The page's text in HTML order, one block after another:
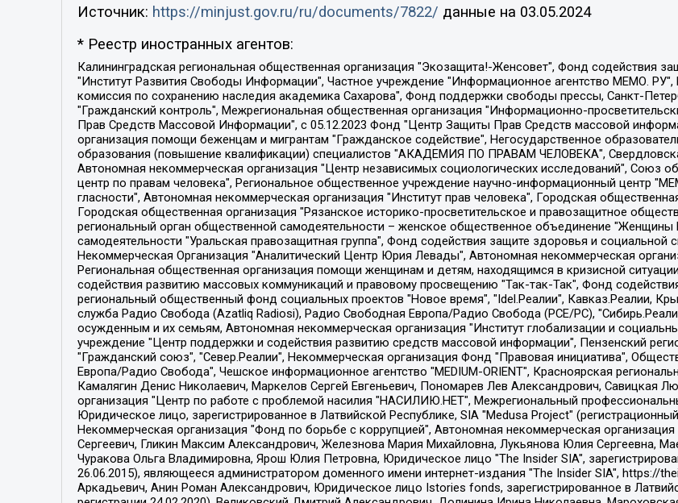
Источник: https://minjust.gov.ru/ru/documents/7822/ данные на 03.05.2024
* Реестр иностранных агентов:
Калининградская региональная общественная организация "Экозащита!-Женсовет", Фонд содействия защите прав и свобод граждан "Общественный вердикт", Фонд "Институт Развития Свободы Информации", Частное учреждение "Информационное агентство МЕМО. РУ", Региональная общественная организация "Общественная комиссия по сохранению наследия академика Сахарова", Фонд поддержки свободы прессы, Санкт-Петербургская общественная правозащитная организация "Гражданский контроль", Межрегиональная общественная организация "Информационно-просветительский центр "Мемориал", Региональный Фонд "Центр Защиты Прав Средств Массовой Информации", с 05.12.2023 Фонд "Центр Защиты Прав Средств массовой информации", Региональная общественная благотворительная организация помощи беженцам и мигрантам "Гражданское содействие", Негосударственное образовательное учреждение дополнительного профессионального образования (повышение квалификации) специалистов "АКАДЕМИЯ ПО ПРАВАМ ЧЕЛОВЕКА", Свердловская региональная общественная организация "Сутяжник", Автономная некоммерческая организация "Центр независимых социологических исследований", Союз общественных объединений "Российский исследовательский центр по правам человека", Региональное общественное учреждение научно-информационный центр "МЕМОРИАЛ", Некоммерческая организация "Фонд защиты гласности", Автономная некоммерческая организация "Институт прав человека", Городская общественная организация "Екатеринбургское общество "МЕМОРИАЛ", Городская общественная организация "Рязанское историко-просветительское и правозащитное общество "Мемориал" (Рязанский Мемориал), Челябинский региональный орган общественной самодеятельности – женское общественное объединение "Женщины Евразии", Челябинский региональный орган общественной самодеятельности "Уральская правозащитная группа", Фонд содействия защите здоровья и социальной справедливости имени Андрея Рылькова, Автономная Некоммерческая Организация "Аналитический Центр Юрия Левады", Автономная некоммерческая организация социальной поддержки населения "Проект Апрель", Региональная общественная организация помощи женщинам и детям, находящимся в кризисной ситуации "Информационно-методический центр "Анна", Фонд содействия развитию массовых коммуникаций и правовому просвещению "Так-так-Так", Фонд содействия устойчивому развитию "Серебряная тайга", Свердловский региональный общественный фонд социальных проектов "Новое время", "Idel.Реалии", Кавказ.Реалии, Крым.Реалии, Телеканал Настоящее Время, Татаро-башкирская служба Радио Свобода (Azatliq Radiosi), Радио Свободная Европа/Радио Свобода (PCE/PC), "Сибирь.Реалии", "Фактограф", Благотворительный фонд помощи осужденным и их семьям, Автономная некоммерческая организация "Институт глобализации и социальных движений", Фонд "В защиту прав заключенных", Частное учреждение "Центр поддержки и содействия развитию средств массовой информации", Пензенский региональный общественный благотворительный фонд "Гражданский союз", "Север.Реалии", Некоммерческая организация Фонд "Правовая инициатива", Общество с ограниченной ответственностью "Радио Свободная Европа/Радио Свобода", Чешское информационное агентство "MEDIUM-ORIENT", Красноярская региональная общественная организация "Мы против СПИДа", Камалягин Денис Николаевич, Маркелов Сергей Евгеньевич, Пономарев Лев Александрович, Савицкая Людмила Алексеевна, Автономная некоммерческая организация "Центр по работе с проблемой насилия "НАСИЛИЮ.НЕТ", Межрегиональный профессиональный союз работников здравоохранения "Альянс врачей", Юридическое лицо, зарегистрированное в Латвийской Республике, SIA "Medusa Project" (регистрационный номер 40103797863, дата регистрации 10.06.2014), Некоммерческая организация "Фонд по борьбе с коррупцией", Автономная некоммерческая организация "Институт права и публичной политики", Баданин Роман Сергеевич, Гликин Максим Александрович, Железнова Мария Михайловна, Лукьянова Юлия Сергеевна, Маетная Елизавета Витальевна, Маняхин Петр Борисович, Чуракова Ольга Владимировна, Ярош Юлия Петровна, Юридическое лицо "The Insider SIA", зарегистрированное в Риге, Латвийская Республика (дата регистрации 26.06.2015), являющееся администратором доменного имени интернет-издания "The Insider SIA", https://theins.ru, Постернак Алексей Евгеньевич, Рубин Михаил Аркадьевич, Анин Роман Александрович, Юридическое лицо Istories fonds, зарегистрированное в Латвийской Республике (регистрационный номер 50008295751, дата регистрации 24.02.2020), Великовский Дмитрий Александрович, Долинина Ирина Николаевна, Мароховская Алеся Алексеевна, Шлейнов Роман Юрьевич, Шмагун Олеся Валентиновна, Общество с ограниченной ответственностью "Альтаир 2021", Общество с ограниченной ответственностью "Вега 2021", Общество с ограниченной ответственностью "Главный редактор 2021", Общество с ограниченной ответственностью "Ромашки монолит", Важенков Артем Валерьевич, Ивановская областная общественная организация "Центр гендерных исследований", Гурман Юрий Альбертович, Медиапроект "ОВД-Инфо", Егоров Владимир Владимирович, Жилинский Владимир Александрович, Общество с ограниченной ответственностью "ЗП", Иванова София Юрьевна, Карезина Инна Павловна, Кильтау Екатерина Викторовна, Петров Алексей Викторович, Пискунов Сергей Евгеньевич, Смирнов Сергей Сергеевич, Тихонов Михаил Сергеевич, Общество с ограниченной ответственностью "ЖУРНАЛИСТ-ИНОСТРАННЫЙ АГЕНТ", Арапова Галина Юрьевна, Вольтская Татьяна Анатольевна, Американская компания "Mason G.E.S. Anonymous Foundation" (США), являющаяся владельцем интернет-издания https://mnews.world/, Компания "Stichting Bellingcat", зарегистрированная в Нидерландах (дата регистрации 11.07.2018), Захаров Андрей Вячеславович, Клепиковская Екатерина Дмитриевна, Общество с ограниченной ответственностью "МЕМО", Перл Роман Александрович, Симонов Евгений Алексеевич, Соловьева Елена Анатольевна, Сотников Даниил Владимирович, Сурначева Елизавета Дмитриевна, Автономная некоммерческая организация по защите прав человека и информированию населения "Якутия – Наше Мнение", Общество с ограниченной ответственностью "Москоу диджитал медиа", с 26.01.2023 Общество с ограниченной ответственностью "Чайка Белые сады", Ветошкина Валерия Валерьевна, Заговора Максим Александрович, Межрегиональное общественное движение "Российская ЛГБТ - сеть", Оленичев Максим Владимирович,